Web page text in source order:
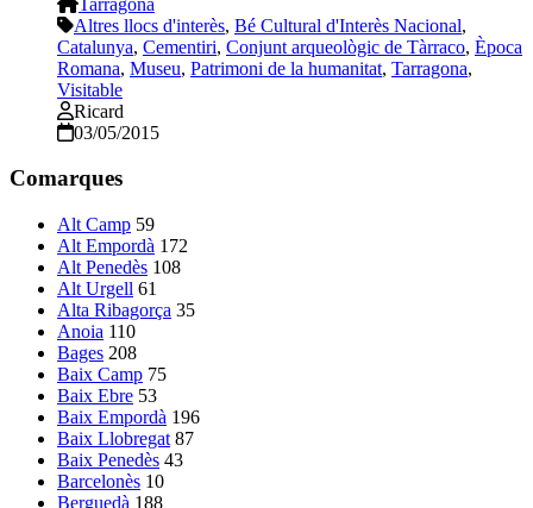
Altres llocs d'interès, Bé Cultural d'Interès Nacional,
Catalunya, Cementiri, Conjunt arqueològic de Tàrraco, Època
Romana, Museu, Patrimoni de la humanitat, Tarragona,
Visitable
Ricard
03/05/2015
Comarques
Alt Camp 59
Alt Empordà 172
Alt Penedès 108
Alt Urgell 61
Alta Ribagorça 35
Anoia 110
Bages 208
Baix Camp 75
Baix Ebre 53
Baix Empordà 196
Baix Llobregat 87
Baix Penedès 43
Barcelonès 10
Berguedà 188